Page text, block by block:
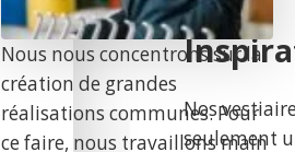
Nous nous concentrons sur la
création de grandes
réalisations communes. Pour
ce faire, nous travaillons main
Nos
seulement